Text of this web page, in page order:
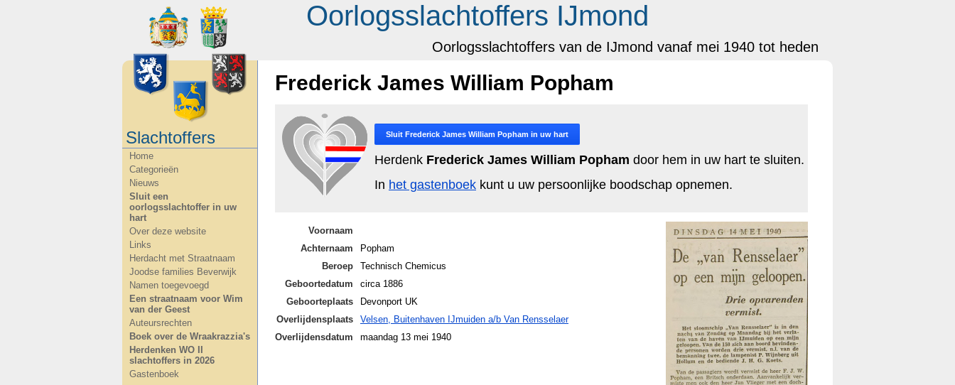
Oorlogsslachtoffers IJmond
Oorlogsslachtoffers van de IJmond vanaf mei 1940 tot heden
Slachtoffers
Home
Categorieën
Nieuws
Sluit een
oorlogsslachtoffer in uw
hart
Over deze website
Links
Herdacht met Straatnaam
Joodse families Beverwijk
Namen toegevoegd
Een straatnaam voor Wim
van der Geest
Auteursrechten
Boek over de Wraakrazzia's
Herdenken WO II
slachtoffers in 2026
Gastenboek
Frederick James William Popham
Sluit Frederick James William Popham in uw hart
Herdenk Frederick James William Popham door hem in uw hart te sluiten.
In het gastenboek kunt u uw persoonlijke boodschap opnemen.
Voornaam
Achternaam
Popham
Beroep
Technisch Chemicus
Geboortedatum
circa 1886
Geboorteplaats
Devonport UK
Overlijdensplaats
Velsen, Buitenhaven IJmuiden a/b Van Rensselaer
Overlijdensdatum
maandag 13 mei 1940